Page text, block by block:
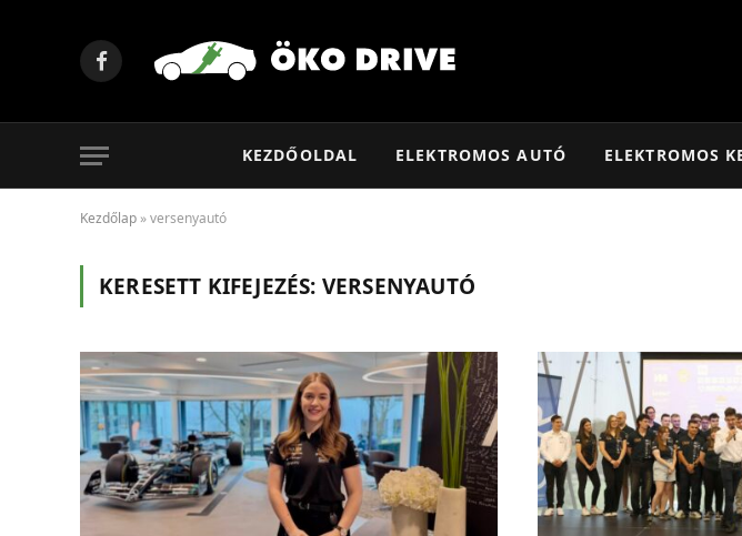
Facebook
KEZDŐOLDAL ELEKTROMOS AUTÓ ELEKTROMOS
Kezdőlap »versenyautó
KERESETT KIFEJEZÉS: VERSENYAUTÓ